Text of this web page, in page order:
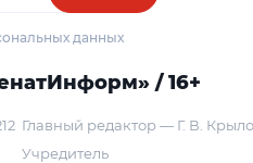
данных
/ 16+
Главный редактор — Г. В.
Учредитель